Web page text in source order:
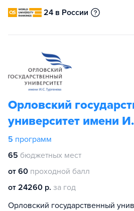
24 в России
Орловский
университет имени
5 программ
65 бюджетных мест
от 60 проходной балл
от 24260 р. за год
Орловский государственный